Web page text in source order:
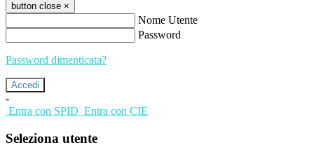
button close ×
Nome Utente
Password
Password dimenticata?
-
Entra con SPID Entra con CIE
Seleziona utente